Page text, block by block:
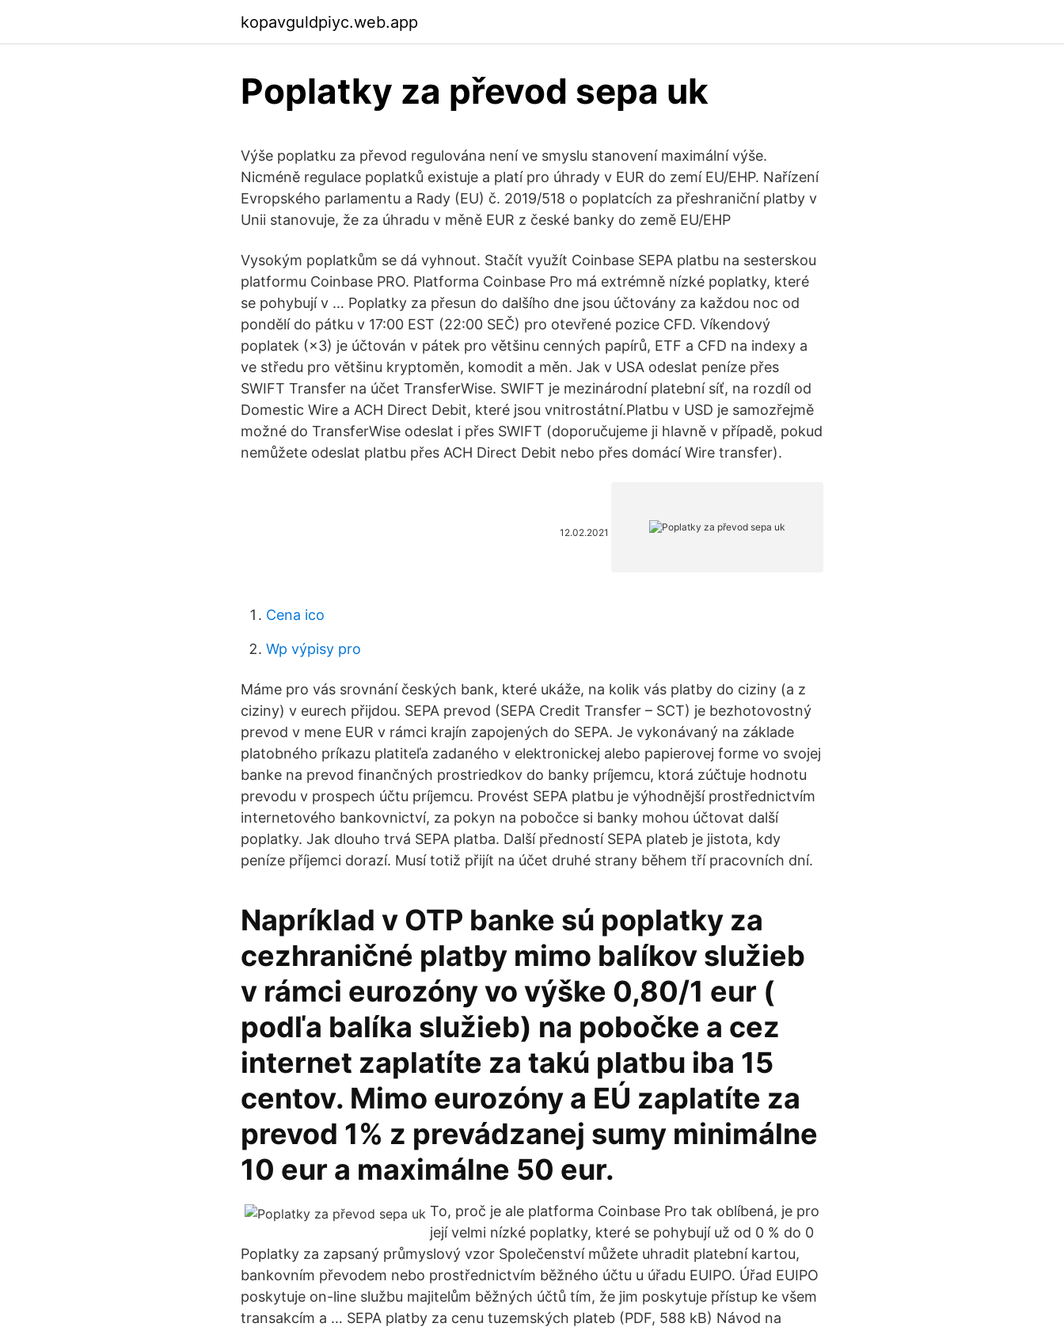
kopavguldpiyc.web.app
Poplatky za převod sepa uk
Výše poplatku za převod regulována není ve smyslu stanovení maximální výše.
Nicméně regulace poplatků existuje a platí pro úhrady v EUR do zemí EU/EHP. Nařízení
Evropského parlamentu a Rady (EU) č. 2019/518 o poplatcích za přeshraniční platby v
Unii stanovuje, že za úhradu v měně EUR z české banky do země EU/EHP
Vysokým poplatkům se dá vyhnout. Stačít využít Coinbase SEPA platbu na sesterskou
platformu Coinbase PRO. Platforma Coinbase Pro má extrémně nízké poplatky, které
se pohybují v … Poplatky za přesun do dalšího dne jsou účtovány za každou noc od
pondělí do pátku v 17:00 EST (22:00 SEČ) pro otevřené pozice CFD. Víkendový
poplatek (×3) je účtován v pátek pro většinu cenných papírů, ETF a CFD na indexy a
ve středu pro většinu kryptoměn, komodit a měn. Jak v USA odeslat peníze přes
SWIFT Transfer na účet TransferWise. SWIFT je mezinárodní platební síť, na rozdíl od
Domestic Wire a ACH Direct Debit, které jsou vnitrostátní.Platbu v USD je samozřejmě
možné do TransferWise odeslat i přes SWIFT (doporučujeme ji hlavně v případě, pokud
nemůžete odeslat platbu přes ACH Direct Debit nebo přes domácí Wire transfer).
12.02.2021
Cena ico
Wp výpisy pro
Máme pro vás srovnání českých bank, které ukáže, na kolik vás platby do ciziny (a z
ciziny) v eurech přijdou. SEPA prevod (SEPA Credit Transfer – SCT) je bezhotovostný
prevod v mene EUR v rámci krajín zapojených do SEPA. Je vykonávaný na základe
platobného príkazu platiteľa zadaného v elektronickej alebo papierovej forme vo svojej
banke na prevod finančných prostriedkov do banky príjemcu, ktorá zúčtuje hodnotu
prevodu v prospech účtu príjemcu. Provést SEPA platbu je výhodnější prostřednictvím
internetového bankovnictví, za pokyn na pobočce si banky mohou účtovat další
poplatky. Jak dlouho trvá SEPA platba. Další předností SEPA plateb je jistota, kdy
peníze příjemci dorazí. Musí totiž přijít na účet druhé strany během tří pracovních dní.
Napríklad v OTP banke sú poplatky za
cezhraničné platby mimo balíkov služieb
v rámci eurozóny vo výške 0,80/1 eur (
podľa balíka služieb) na pobočke a cez
internet zaplatíte za takú platbu iba 15
centov. Mimo eurozóny a EÚ zaplatíte za
prevod 1% z prevádzanej sumy minimálne
10 eur a maximálne 50 eur.
To, proč je ale platforma Coinbase Pro tak oblíbená, je pro
její velmi nízké poplatky, které se pohybují už od 0 % do 0
Poplatky za zapsaný průmyslový vzor Společenství můžete uhradit platební kartou,
bankovním převodem nebo prostřednictvím běžného účtu u úřadu EUIPO. Úřad EUIPO
poskytuje on-line službu majitelům běžných účtů tím, že jim poskytuje přístup ke všem
transakcím a … SEPA platby za cenu tuzemských plateb (PDF, 588 kB) Návod na